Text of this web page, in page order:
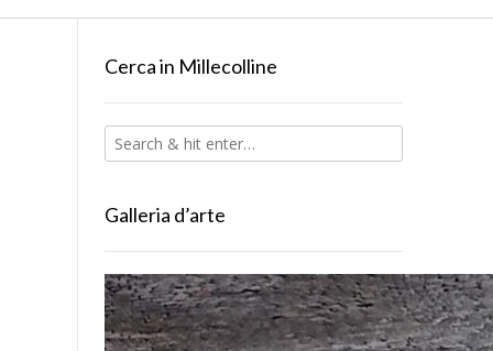
Cerca in Millecolline
Galleria d’arte